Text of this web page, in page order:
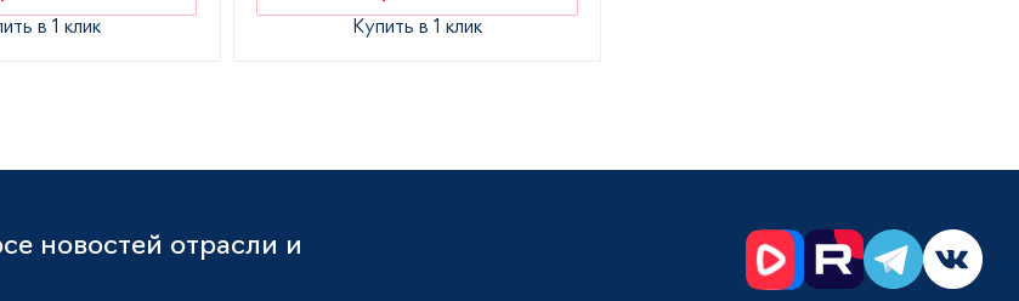
в 1 клик Купить в 1 клик
новостей отрасли и